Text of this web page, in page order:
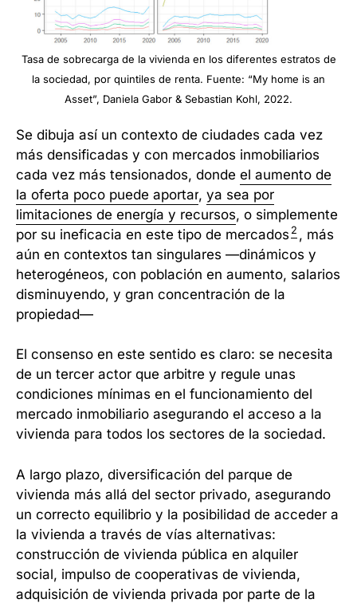
Tasa de sobrecarga de la vivienda en los diferentes estratos de
la sociedad, por quintiles de renta. Fuente: “My home is an
Asset”, Daniela Gabor & Sebastian Kohl, 2022.
Se dibuja así un contexto de ciudades cada vez
más densificadas y con mercados inmobiliarios
cada vez más tensionados, donde el aumento de
la oferta poco puede aportar, ya sea por
limitaciones de energía y recursos, o simplemente
por su ineficacia en este tipo de mercados 2 , más
aún en contextos tan singulares —dinámicos y
heterogéneos, con población en aumento, salarios
disminuyendo, y gran concentración de la
propiedad—
El consenso en este sentido es claro: se necesita
de un tercer actor que arbitre y regule unas
condiciones mínimas en el funcionamiento del
mercado inmobiliario asegurando el acceso a la
vivienda para todos los sectores de la sociedad.
A largo plazo, diversificación del parque de
vivienda más allá del sector privado, asegurando
un correcto equilibrio y la posibilidad de acceder a
la vivienda a través de vías alternativas:
construcción de vivienda pública en alquiler
social, impulso de cooperativas de vivienda,
adquisición de vivienda privada por parte de la